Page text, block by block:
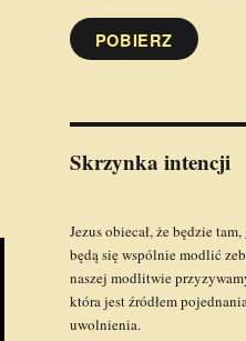
POBIERZ
Skrzynka intencji
Jezus obiecał, że będzie
będą się wspólnie modlić
naszej modlitwie
która jest źródłem
uwolnienia.